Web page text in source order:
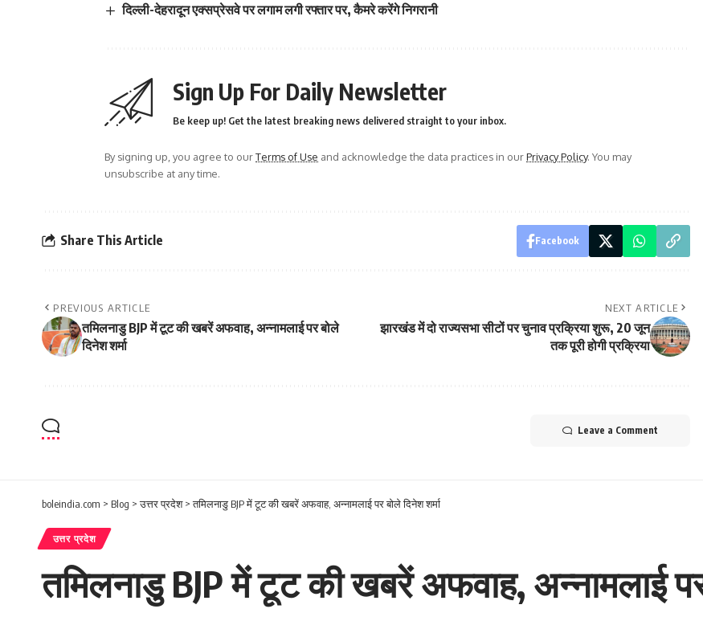
दिल्ली-देहरादून एक्सप्रेसवे पर लगाम लगी रफ्तार पर, कैमरे करेंगे निगरानी
Sign Up For Daily Newsletter
Be keep up! Get the latest breaking news delivered straight to your inbox.
By signing up, you agree to ourTerms of Use and acknowledge the data practices in ourPrivacy Policy. You may
unsubscribe at any time.
Share This Article Facebook
PREVIOUS ARTICLE
तमिलनाडु BJP में टूट की खबरें अफवाह, अन्नामलाई पर बोले
दिनेश शर्मा
NEXT ARTICLE
झारखंड में दो राज्यसभा सीटों पर चुनाव प्रक्रिया शुरू, 20 जून
तक पूरी होगी प्रक्रिया
Leave a Comment
boleindia.com > Blog >उत्तर प्रदेश>तमिलनाडु BJP में टूट की खबरें अफवाह, अन्नामलाई पर बोले दिनेश शर्मा
उत्तर प्रदेश
तमिलनाडु BJP में टूट की खबरें अफवाह, अन्नामलाई पर